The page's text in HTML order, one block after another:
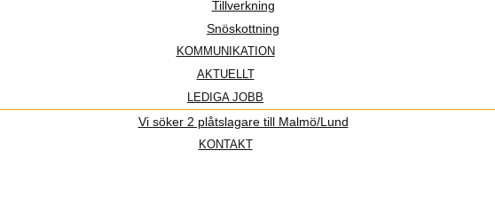
Tillverkning
Snöskottning
KOMMUNIKATION
AKTUELLT
LEDIGA JOBB
Vi söker 2 plåtslagare till Malmö/Lund
KONTAKT